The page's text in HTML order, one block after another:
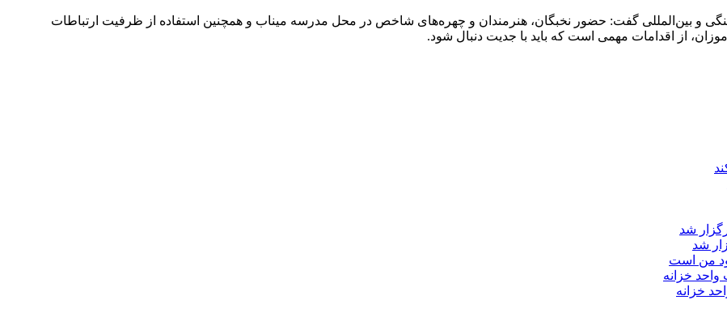
و بین‌المللی گفت: حضور نخبگان، هنرمندان و چهره‌های شاخص در محل مدرسه میناب و همچنین استفاده از ظرفیت ارتباطات
از اقدامات مهمی است که باید با جدیت دنبال شود.
شد
من است